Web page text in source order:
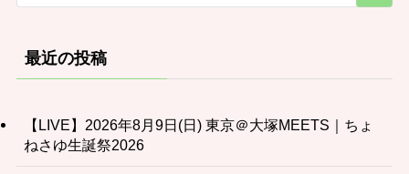
最近の投稿
【LIVE】2026年8月9日(日) 東京＠大塚MEETS｜ちょ
ねさゆ生誕祭2026